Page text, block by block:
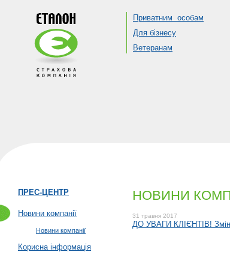
Приватним особам
Для бізнесу
Ветеранам
ПРЕС-ЦЕНТР
Новини компанії
Новини компанії
Корисна інформація
НОВИНИ
31 травня 2017
ДО УВАГИ КЛІЄНТІВ!